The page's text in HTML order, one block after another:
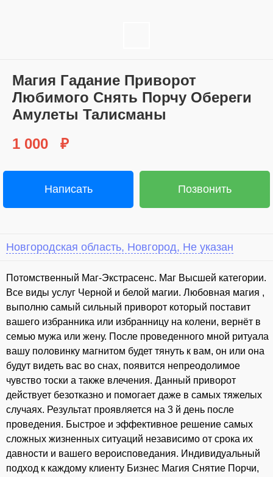
Магия Гадание Приворот
Любимого Снять Порчу Обереги
Амулеты Талисманы
1 000
₽
Написать Позвонить
Новгородская область, Новгород, Не указан
⁣Потомственный Маг-Экстрасенс. Маг Высшей категории.
Все виды услуг Черной и белой магии. Любовная магия ,
выполню самый сильный приворот который поставит
вашего избранника или избранницу на колени, вернёт в
семью мужа или жену. После проведенного мной ритуала
вашу половинку магнитом будет тянуть к вам, он или она
будут видеть вас во снах, появится непреодолимое
чувство тоски а также влечения. Данный приворот
действует безотказно и помогает даже в самых тяжелых
случаях. Результат проявляется на 3 й день после
проведения. Быстрое и эффективное решение самых
сложных жизненных ситуаций независимо от срока их
давности и вашего вероисповедания. Индивидуальный
подход к каждому клиенту Бизнес Магия Снятие Порчи,